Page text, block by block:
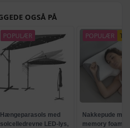
OGSÅ PÅ
POPULÆR
Hængeparasols med
solcelledrevne LED-lys,
POPULÆR
Nakkepude med
memory foam -